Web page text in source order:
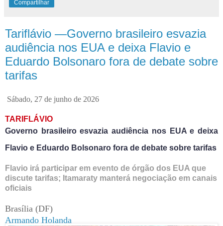
Compartilhar
Tariflávio —Governo brasileiro esvazia
audiência nos EUA e deixa Flavio e
Eduardo Bolsonaro fora de debate sobre
tarifas
Sábado, 27 de junho de 2026
TARIFLÁVIO
Governo brasileiro esvazia audiência nos EUA e deixa
Flavio e Eduardo Bolsonaro fora de debate sobre tarifas
Flavio irá participar em evento de órgão dos EUA que
discute tarifas; Itamaraty manterá negociação em canais
oficiais
Brasília (DF)
Armando Holanda